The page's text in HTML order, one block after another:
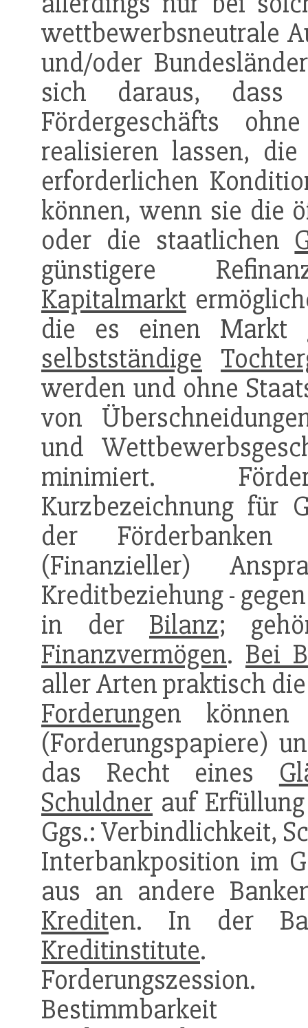
wettbewerbsneutrale
und/oder
sich daraus,
Fördergeschäfts
realisieren lassen,
erforderlichen
können, wenn sie die
oder die staatlichen
günstigere
Kapitalmarkt
die es einen Markt
selbstständige
werden und ohne
von
und
minimiert.
Kurzbezeichnung für
der
(Finanzieller)
Kreditbeziehung -
in der Bilanz;
Finanzvermögen. Bei
aller Arten praktisch
Forderungen
(Forderungspapiere)
das Recht eines
Schuldner auf
Ggs.: Verbindlichkeit,
Interbankposition im
aus an andere
Krediten. In der
Kreditinstitute.